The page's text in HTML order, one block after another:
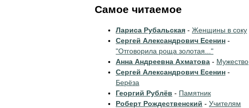
Самое читаемое
Лариса Рубальская - Женщины в соку
Сергей Александрович Есенин -
"Отговорила роща золотая..."
Анна Андреевна Ахматова - Мужество
Сергей Александрович Есенин -
Берёза
Георгий Рублёв - Памятник
Роберт Рождественский - Учителям